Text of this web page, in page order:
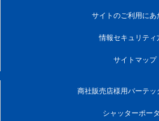
サイトのご利用にあ
情報セキュリティ
サイトマップ
商社販売店様用バーテッ
シャッターポー